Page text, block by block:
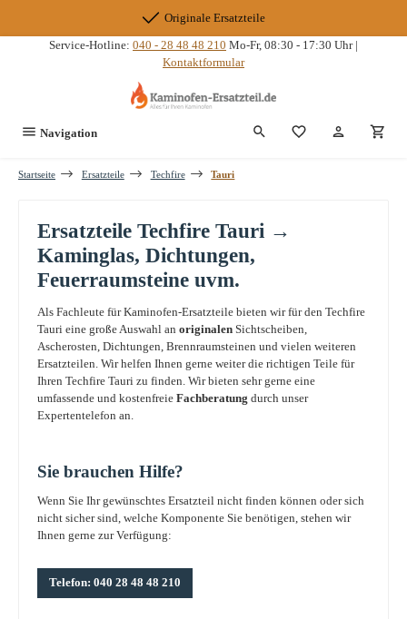
Originale Ersatzteile
Service-Hotline: 040 - 28 48 48 210 Mo-Fr, 08:30 - 17:30 Uhr |
Kontaktformular
Navigation Du hast 0
Startseite Ersatzteile Techfire Tauri
Ersatzteile Techfire Tauri →
Kaminglas, Dichtungen,
Feuerraumsteine uvm.
Als Fachleute für Kaminofen-Ersatzteile bieten wir für den Techfire
Tauri eine große Auswahl an originalen Sichtscheiben,
Ascherosten, Dichtungen, Brennraumsteinen und vielen weiteren
Ersatzteilen. Wir helfen Ihnen gerne weiter die richtigen Teile für
Ihren Techfire Tauri zu finden. Wir bieten sehr gerne eine
umfassende und kostenfreie Fachberatung durch unser
Expertentelefon an.
Sie brauchen Hilfe?
Wenn Sie Ihr gewünschtes Ersatzteil nicht finden können oder sich
nicht sicher sind, welche Komponente Sie benötigen, stehen wir
Ihnen gerne zur Verfügung:
Telefon: 040 28 48 48 210